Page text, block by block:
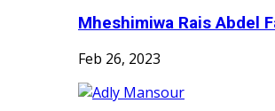
Mheshimiwa Rais Abdel
Feb 26, 2023